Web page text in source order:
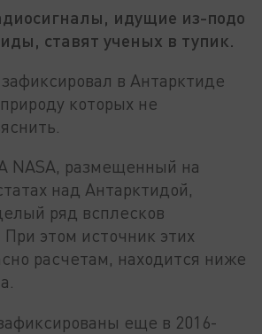
идущие из-подо
ставят ученых в тупик.
в Антарктиде
которых не
NASA, размещенный на
над Антарктидой,
ряд всплесков
При этом источник этих
расчетам, находится ниже
еще в 2016-